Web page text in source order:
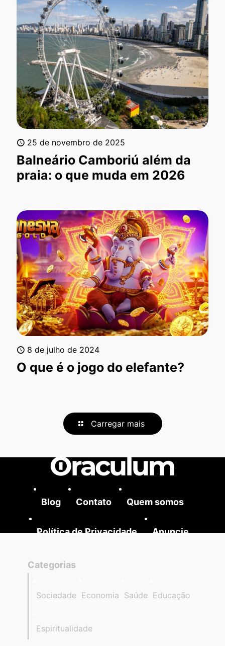
25 de novembro de 2025
Balneário Camboriú além da
praia: o que muda em 2026
8 de julho de 2024
O que é o jogo do elefante?
Carregar mais
Blog Contato Quem somos
Política de Privacidade Anuncie
Categorias
Sociedade Economia Saúde Educação
Espiritualidade